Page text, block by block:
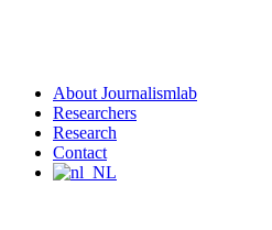
About Journalismlab
Researchers
Research
Contact